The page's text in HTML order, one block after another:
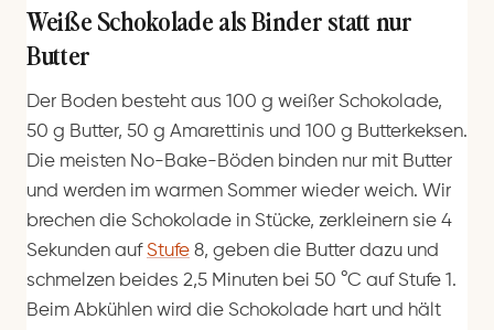
Weiße Schokolade als Binder statt nur
Butter
Der Boden besteht aus 100 g weißer Schokolade,
50 g Butter, 50 g Amarettinis und 100 g Butterkeksen.
Die meisten No-Bake-Böden binden nur mit Butter
und werden im warmen Sommer wieder weich. Wir
brechen die Schokolade in Stücke, zerkleinern sie 4
Sekunden aufStufe 8, geben die Butter dazu und
schmelzen beides 2,5 Minuten bei 50 °C auf Stufe 1.
Beim Abkühlen wird die Schokolade hart und hält